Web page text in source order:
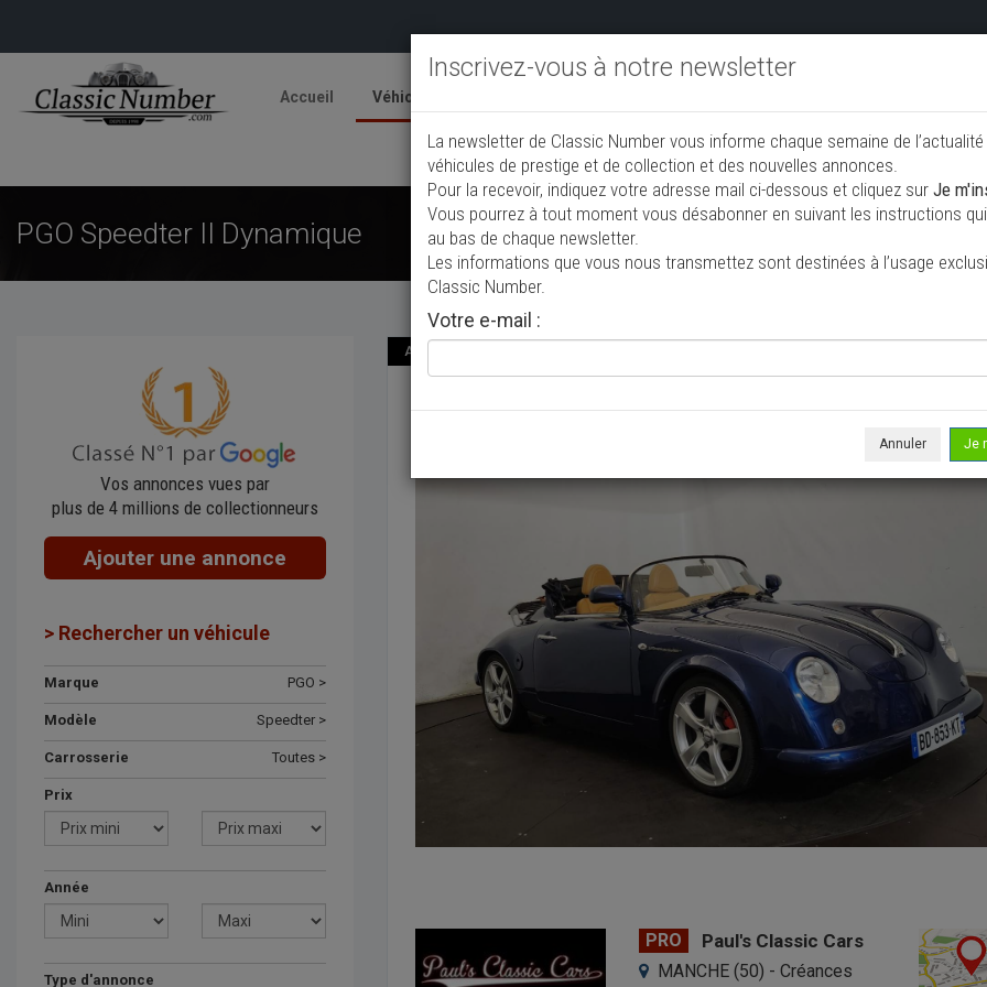
Accueil Véhicules
Ajouter une annonce
PGO Speedter II Dynamique
Vos annonces vues par
plus de 4 millions de collectionneurs
Ajouter une annonce
> Rechercher un véhicule
Marque PGO >
Modèle Speedter >
Carrosserie Toutes >
Prix
Année
Type d'annonce
Annonce actualisée le 31/07/2026 ( il y a 7 jours )
PGO Speedter II Dynamique
PRO Paul's Classic Cars
MANCHE (50) - Créances
Inscrivez-vous à notre newsletter
La newsletter de Classic Number vous informe chaque semaine de
véhicules de prestige et de collection et des nouvelles annonces.
Pour la recevoir, indiquez votre adresse mail ci-dessous et cliquez sur Je
Vous pourrez à tout moment vous désabonner en suivant les instructions
au bas de chaque newsletter.
Les informations que vous nous transmettez sont destinées à l’usage
Classic Number.
Votre e-mail :
Annuler Je